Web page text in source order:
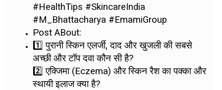
#HealthTips #SkincareIndia
#M_Bhattacharya #EmamiGroup
Post ABout:
1️⃣ पुरानी स्किन एलर्जी, दाद और खुजली की सबसे
अच्छी और टॉप दवा कौन सी है?
2️⃣ एक्जिमा (Eczema) और स्किन रैश का पक्का और
स्थायी इलाज क्या है?